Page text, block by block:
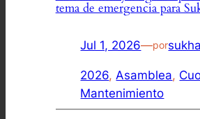
tema de emergencia para
Jul 1, 2026—porsukha
2026, Asamblea,
Mantenimiento